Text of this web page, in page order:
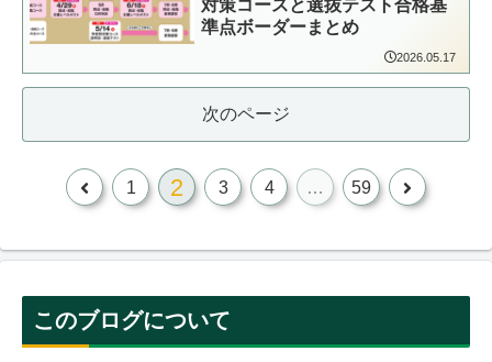
対策コースと選抜テスト合格基
準点ボーダーまとめ
2026.05.17
次のページ
前
1 2 3 4 … 59
次
このブログについて